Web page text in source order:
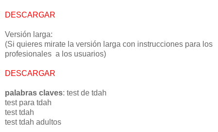
DESCARGAR
Versión larga:
(Si quieres mirate la versión larga con instrucciones para los
profesionales a los usuarios)
DESCARGAR
palabras claves: test de tdah
test para tdah
test tdah
test tdah adultos